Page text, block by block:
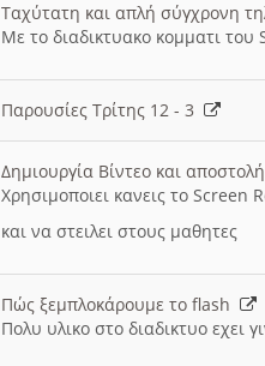
Ταχύτατη και απλή σύγχρονη
Με το διαδικτυακο κομματι
Παρουσίες Τρίτης 12 - 3
Δημιουργία Βίντεο και
Χρησιμοποιει κανεις το Screen
και να στειλει στους μαθητες
Πώς ξεμπλοκάρουμε το flash
Πολυ υλικο στο διαδικτυο εχει